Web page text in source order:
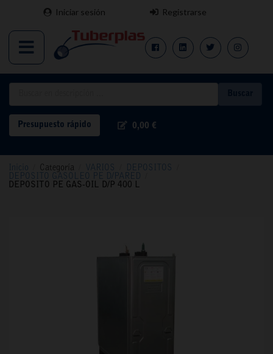
Iniciar sesión Registrarse
Presupuesto rápido 0,00 €
Inicio Categoría VARIOS DEPOSITOS
DEPOSITO GASOLEO PE D/PARED
DEPOSITO PE GAS-OIL D/P 400 L